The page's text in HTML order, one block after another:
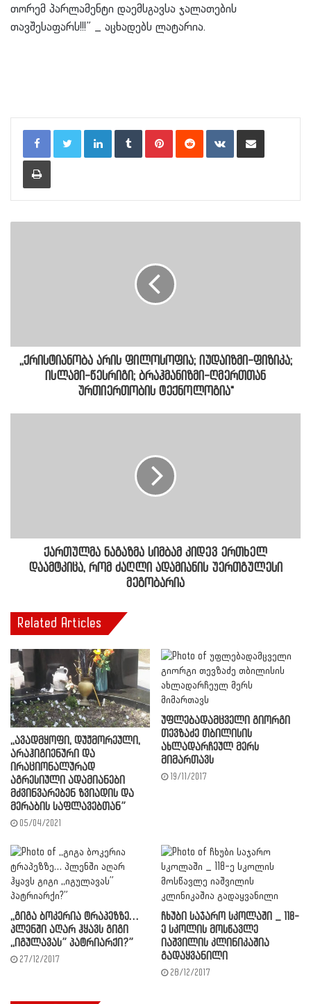
თორემ პარლამენტი დაემსგავსა ჯალათების
თავშესაფარს!!!” _ აცხადებს ლატარია.
LinkedInTumblr PinterestReddit VKontakteShare via Email
Print
,,ქრისტიანობა არის ფილოსოფია; იუდაიზმი-ფიზიკა;
ისლამი-წესრიგი; ბრაჰმანიზმი-ღმერთთან
ურთიერთობის ტექნოლოგია"
ქართულმა ნაგაზმა სიმბამ კიდევ ერთხელ
დაამტკიცა, რომ ძაღლი ადამიანის უერთგულესი
მეგობარია
Related Articles
,,ავადმყოფი, დუჟმორეული,
არაჰიგიენური და
ირაციონალურად
აგრესიული ადამიანები
მძვინვარებენ ზვიადის და
მერაბის საფლავებთან”
05/04/2021
უფლებადამცველი გიორგი
თევზაძე თბილისის
ახლადარჩეულ მერს
მიმართავს
19/11/2017
,,გიგა ბოკერია ტრაპეზზე…
პლენში აღარ ჰყავს გიგი
,,იგულავას” პატრიარქი?”
27/12/2017
ჩხუბი საჯარო სკოლაში _ 118-
ე სკოლის მოსწავლე
იაშვილის კლინიკაშია
გადაყვანილი
28/12/2017